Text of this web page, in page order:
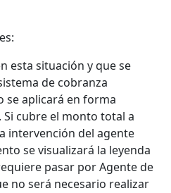
esta situación y que se
de cobranza
se aplicará en forma
cubre el monto total a
intervención del agente
se visualizará la leyenda
pasar por Agente de
no será necesario realizar